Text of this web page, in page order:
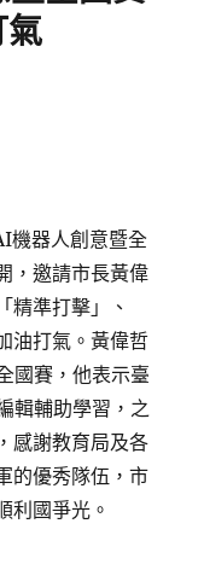
氣
機器人創意暨全
，邀請市長黃偉
精準打擊」、
油打氣。黃偉哲
國賽，他表示臺
輯輔助學習，之
感謝教育局及各
的優秀隊伍，市
利國爭光。